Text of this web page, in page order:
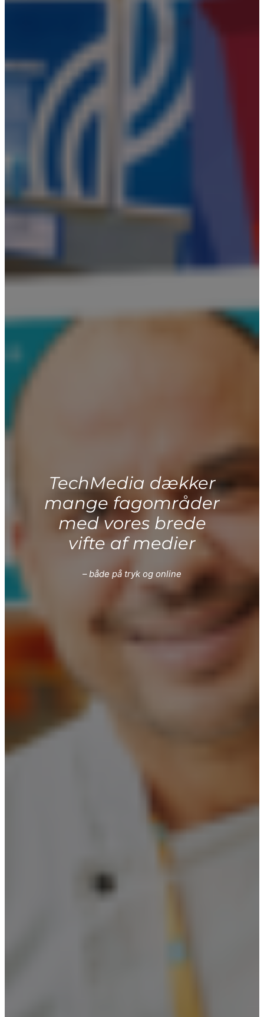
TechMedia dækker
mange fagområder
med vores brede
vifte af medier
– både på tryk og online